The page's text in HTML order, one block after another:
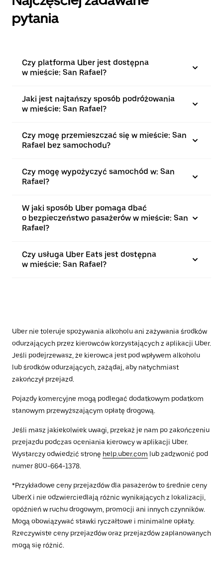
pytania
Czy platforma Uber jest dostępna
w mieście: San Rafael?
Jaki jest najtańszy sposób podróżowania
w mieście: San Rafael?
Czy mogę przemieszczać się w mieście: San
Rafael bez samochodu?
Czy mogę wypożyczyć samochód w: San
Rafael?
W jaki sposób Uber pomaga dbać
o bezpieczeństwo pasażerów w mieście: San
Rafael?
Czy usługa Uber Eats jest dostępna
w mieście: San Rafael?
Uber nie toleruje spożywania alkoholu ani zażywania środków
odurzających przez kierowców korzystających z aplikacji Uber.
Jeśli podejrzewasz, że kierowca jest pod wpływem alkoholu
lub środków odurzających, zażądaj, aby natychmiast
zakończył przejazd.
Pojazdy komercyjne mogą podlegać dodatkowym podatkom
stanowym przewyższającym opłatę drogową.
Jeśli masz jakiekolwiek uwagi, przekaż je nam po zakończeniu
przejazdu podczas oceniania kierowcy w aplikacji Uber.
Wystarczy odwiedzić stronę help.uber.com lub zadzwonić pod
numer 800-664-1378.
*Przykładowe ceny przejazdów dla pasażerów to średnie ceny
UberX i nie odzwierciedlają różnic wynikających z lokalizacji,
opóźnień w ruchu drogowym, promocji ani innych czynników.
Mogą obowiązywać stawki ryczałtowe i minimalne opłaty.
Rzeczywiste ceny przejazdów oraz przejazdów zaplanowanych
mogą się różnić.